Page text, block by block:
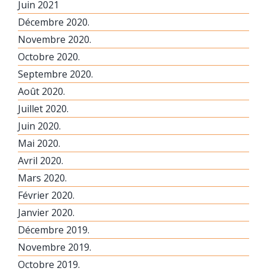
Juin 2021
Décembre 2020.
Novembre 2020.
Octobre 2020.
Septembre 2020.
Août 2020.
Juillet 2020.
Juin 2020.
Mai 2020.
Avril 2020.
Mars 2020.
Février 2020.
Janvier 2020.
Décembre 2019.
Novembre 2019.
Octobre 2019.